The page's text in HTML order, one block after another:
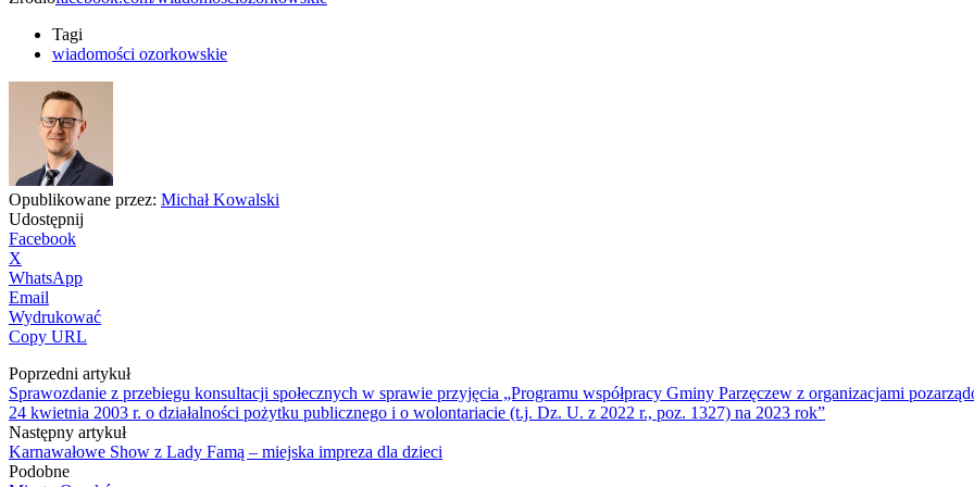
Tagi
wiadomości ozorkowskie
Opublikowane przez: Michał Kowalski
Udostępnij
Facebook
X
WhatsApp
Email
Wydrukować
Copy URL
Poprzedni artykuł
Sprawozdanie z przebiegu konsultacji społecznych w sprawie przyjęcia „Programu współpracy Gminy Parzęczew z organizacjami
24 kwietnia 2003 r. o działalności pożytku publicznego i o wolontariacie (t.j. Dz. U. z 2022 r., poz. 1327) na 2023 rok”
Następny artykuł
Karnawałowe Show z Lady Famą – miejska impreza dla dzieci
Podobne